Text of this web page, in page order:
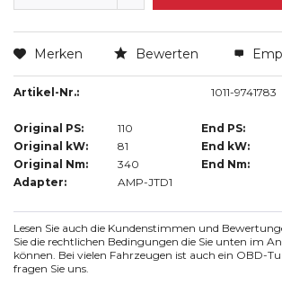
Merken Bewerten
Artikel-Nr.: 1011-9741783
Original PS: 110 End PS:
Original kW:
81 End kW:
Original Nm:
340 End Nm:
Adapter:
AMP-JTD1
Lesen Sie auch die Kundenstimmen und
Sie die rechtlichen Bedingungen die Sie unten im
können. Bei vielen Fahrzeugen ist auch ein OBD-
fragen Sie uns.